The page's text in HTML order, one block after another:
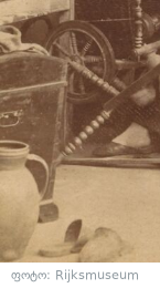
ფოტო: Rijksmuseum